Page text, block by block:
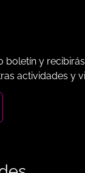
boletín y
actividades y